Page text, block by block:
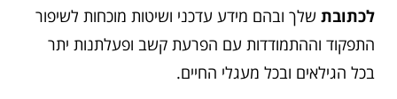
לכתובת שלך ובהם מידע עדכני ושיטות מוכחות לשיפור
התפקוד וההתמודדות עם הפרעת קשב ופעלתנות יתר
בכל הגילאים ובכל מעגלי החיים.